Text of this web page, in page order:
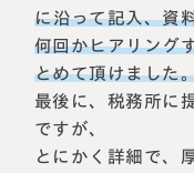
円満相続ちゃんねる
円満相続塾（受講生
に沿って記入、資
何回かヒアリング
とめて頂けました
最後に、税務所に
ですが、
とにかく詳細で、